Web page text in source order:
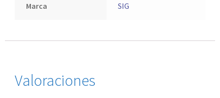
Marca SIG
Valoraciones